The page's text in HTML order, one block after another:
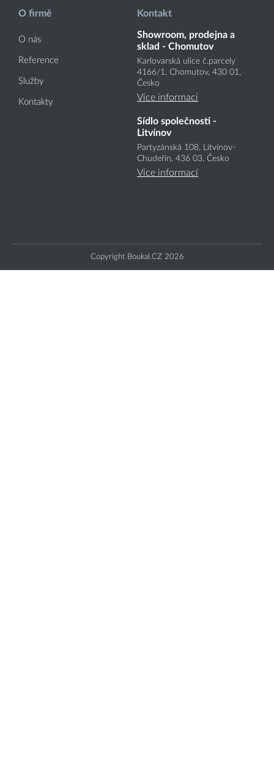
O firmě
O nás
Reference
Služby
Kontakty
Kontakt
Showroom, prodejna a
sklad - Chomutov
Karlovarská ulice č.parcely
4166/1, Chomutov, 430 01,
Česko
Více informací
Sídlo společnosti -
Litvínov
Partyzánská 108, Litvínov-
Chudeřín, 436 03, Česko
Více informací
Copyright Boukal.CZ 2026